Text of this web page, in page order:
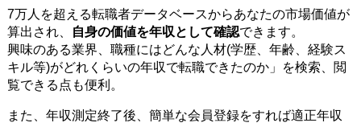
7万人を超える転職者データベースからあなたの市場価値が
算出され、
自身の価値を年収として確認できます。
興味のある業界、職種にはどんな人材(学歴、年齢、経験ス
キル等)がどれくらいの年収で転職できたのか」を検索、閲
覧できる点も便利。
また、年収測定終了後、簡単な会員登録をすれば適正年収